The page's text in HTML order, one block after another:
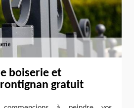
boiserie et
gratuit